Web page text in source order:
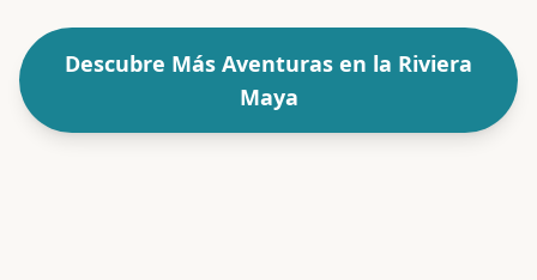
Descubre Más Aventuras en la Riviera
Maya